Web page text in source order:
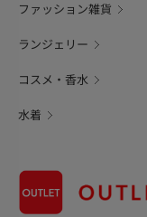
ファッション雑貨
ランジェリー
コスメ・香水
水着